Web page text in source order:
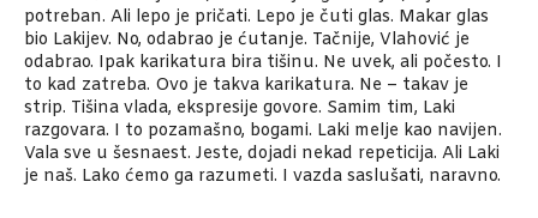
potreban. Ali lepo je pričati. Lepo je čuti glas. Makar glas
bio Lakijev. No, odabrao je ćutanje. Tačnije, Vlahović je
odabrao. Ipak karikatura bira tišinu. Ne uvek, ali počesto. I
to kad zatreba. Ovo je takva karikatura. Ne – takav je
strip. Tišina vlada, ekspresije govore. Samim tim, Laki
razgovara. I to pozamašno, bogami. Laki melje kao navijen.
Vala sve u šesnaest. Jeste, dojadi nekad repeticija. Ali Laki
je naš. Lako ćemo ga razumeti. I vazda saslušati, naravno.